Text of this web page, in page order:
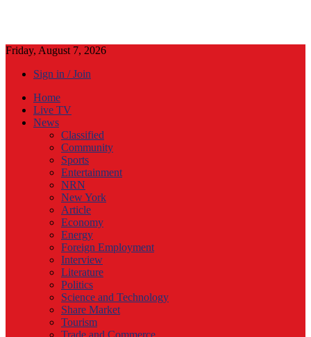
Friday, August 7, 2026
Sign in / Join
Home
Live TV
News
Classified
Community
Sports
Entertainment
NRN
New York
Article
Economy
Energy
Foreign Employment
Interview
Literature
Politics
Science and Technology
Share Market
Tourism
Trade and Commerce